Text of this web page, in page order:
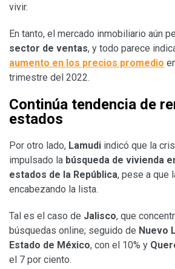
vivir.
En tanto, el mercado inmobiliario aún
sector de ventas, y todo parece
aumento en los precios promedio
trimestre del 2022.
Continúa tendencia de
estados
Por otro lado, Lamudi indicó que la
impulsado la búsqueda de vivienda
estados de la República, pese a que
encabezando la lista.
Tal es el caso de Jalisco, que
búsquedas online; seguido de Nuevo
Estado de México, con el 10% y
el 7 por ciento.